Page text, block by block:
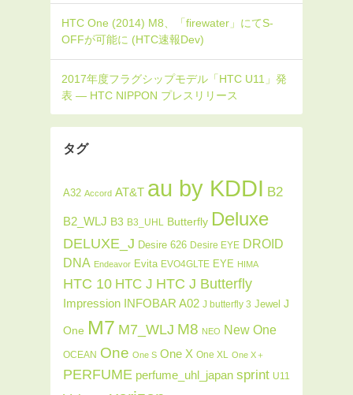
タグ
A32 Accord AT&T au by KDDI B2
B2_WLJ B3 B3_UHL Butterfly Deluxe
DELUXE_J Desire 626 Desire EYE DROID
DNA Endeavor Evita EVO4GLTE EYE HIMA
HTC 10 HTC J HTC J Butterfly
Impression INFOBAR A02 J butterfly 3 Jewel J
One M7 M7_WLJ M8 NEO New One
OCEAN One One S One X One XL One X＋
PERFUME perfume_uhl_japan sprint U11